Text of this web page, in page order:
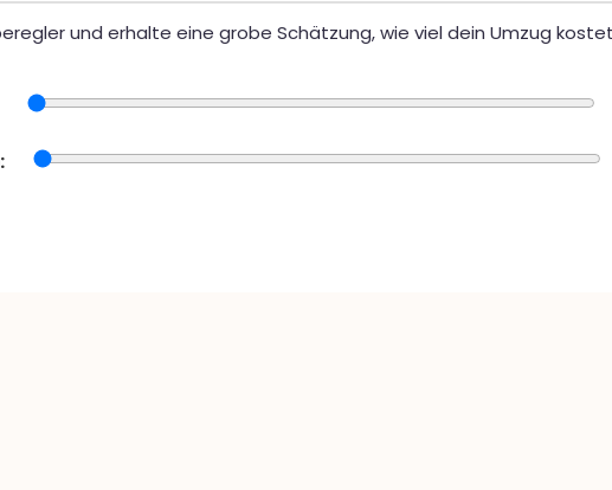
und erhalte eine grobe Schätzung, wie viel dein Umzug